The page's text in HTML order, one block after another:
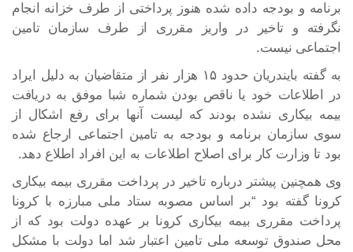
برنامه و بودجه داده شده هنوز پرداختی از طرف خزانه انجام
نگرفته و تاخیر در واریز مقرری از طرف سازمان تامین
اجتماعی نیست.
به گفته بایندریان حدود ۱۵ هزار نفر از متقاضیان به دلیل ایراد
در اطلاعات خود یا ناقص بودن شماره شبا موفق به دریافت
بیمه بیکاری نشده بودند که لیست آنها برای رفع اشکال از
سوی سازمان برنامه و بودجه به تامین اجتماعی ارجاع شده
بود تا وزارت کار برای اصلاح اطلاعات به این افراد اطلاع دهد.
وی همچنین پیشتر درباره تاخیر در پرداخت مقرری بیمه بیکاری
کرونا گفته بود “بر اساس مصوبه ستاد ملی مبارزه با کرونا
پرداخت مقرری بیمه‌ بیکاری کرونا بر عهده دولت بود که از
محل صندوق توسعه ملی تامین اعتبار شد اما دولت با مشکل